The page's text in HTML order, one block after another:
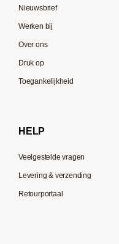
Lavazza
Berliner Kaffeerösterei
Speicherstadt Kaffee
Supremo
Moccamaster
Nieuwsbrief
Werken bij
Over ons
Druk op
Toegankelijkheid
HELP
Veelgestelde vragen
Levering & verzending
Retourportaal